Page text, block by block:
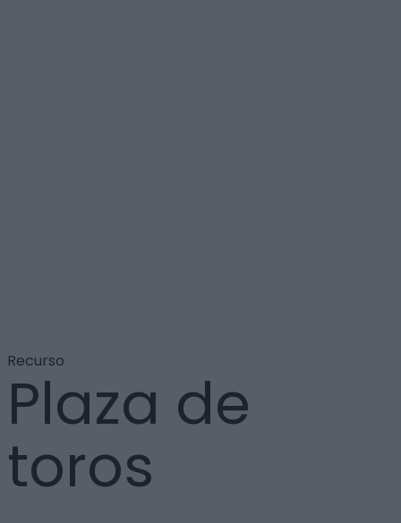
Recurso
Plaza de
toros